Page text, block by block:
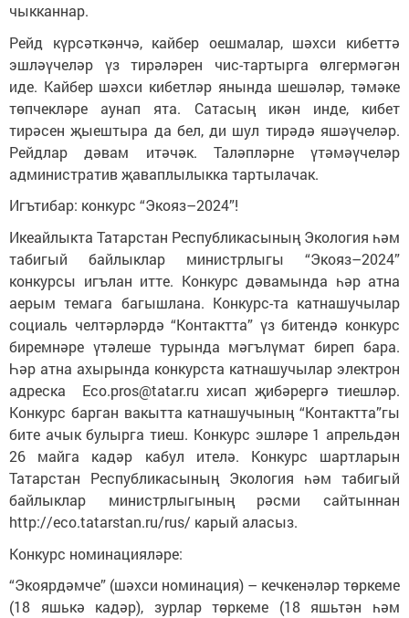
чыкканнар.
Рейд күрсәткәнчә, кайбер оешмалар, шәхси кибеттә
эшләүчеләр үз тирәләрен чис-тартырга өлгермәгән
иде. Кайбер шәхси кибетләр янында шешәләр, тәмәке
төпчекләре аунап ята. Сатасың икән инде, кибет
тирәсен җыештыра да бел, ди шул тирәдә яшәүчеләр.
Рейдлар дәвам итәчәк. Таләпләрне үтәмәүчеләр
административ җаваплылыкка тартылачак.
Игътибар: конкурс “Экояз–2024”!
Икеайлыкта Татарстан Республикасының Экология һәм
табигый байлыклар министрлыгы “Экояз–2024”
конкурсы игълан итте. Конкурс дәвамында һәр атна
аерым темага багышлана. Конкурс-та катнашучылар
социаль челтәрләрдә “Контактта” үз битендә конкурс
биремнәре үтәлеше турында мәгълүмат биреп бара.
Һәр атна ахырында конкурста катнашучылар электрон
адреска Eco.pros@tatar.ru хисап җибәрергә тиешләр.
Конкурс барган вакытта катнашучының “Контактта”гы
бите ачык булырга тиеш. Конкурс эшләре 1 апрельдән
26 майга кадәр кабул ителә. Конкурс шартларын
Татарстан Республикасының Экология һәм табигый
байлыклар министрлыгының рәсми сайтыннан
http://eco.tatarstan.ru/rus/ карый аласыз.
Конкурс номинацияләре:
“Экоярдәмче” (шәхси номинация) – кечкенәләр төркеме
(18 яшькә кадәр), зурлар төркеме (18 яшьтән һәм